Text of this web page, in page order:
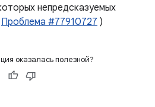
непредсказуемых
Проблема #77910727 )
оказалась полезной?